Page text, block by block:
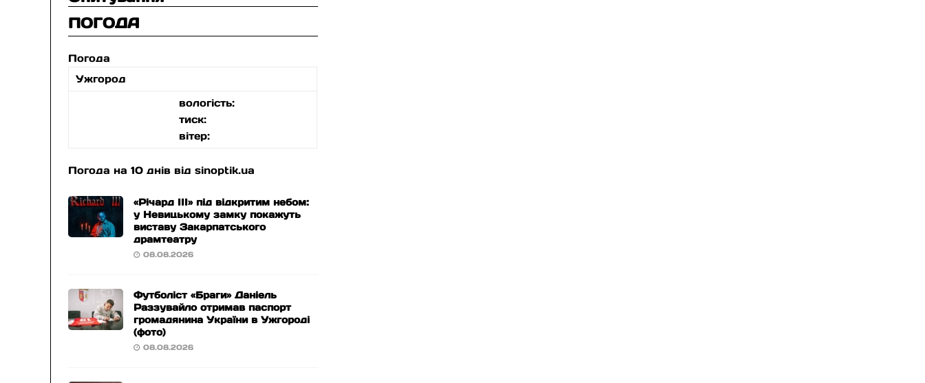
ПОГОДА
Погода
Ужгород
вологість:
тиск:
вітер:
Погода на 10 днів відsinoptik.ua
«Річард ІІІ» під відкритим небом:
у Невицькому замку покажуть
виставу Закарпатського
драмтеатру
08.08.2026
Футболіст «Браги» Даніель
Раззувайло отримав паспорт
громадянина України в Ужгороді
(фото)
08.08.2026